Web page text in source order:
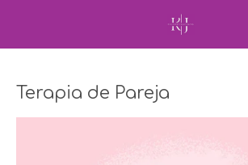
principal
Terapia de Pareja